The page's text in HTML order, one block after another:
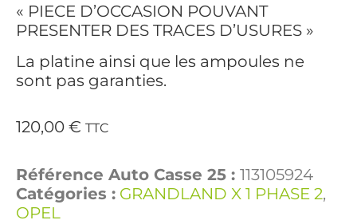
« PIECE D’OCCASION POUVANT
PRESENTER DES TRACES D’USURES »
La platine ainsi que les ampoules ne
sont pas garanties.
120,00 € TTC
Référence Auto Casse 25 : 113105924
Catégories : GRANDLAND X 1 PHASE 2,
OPEL